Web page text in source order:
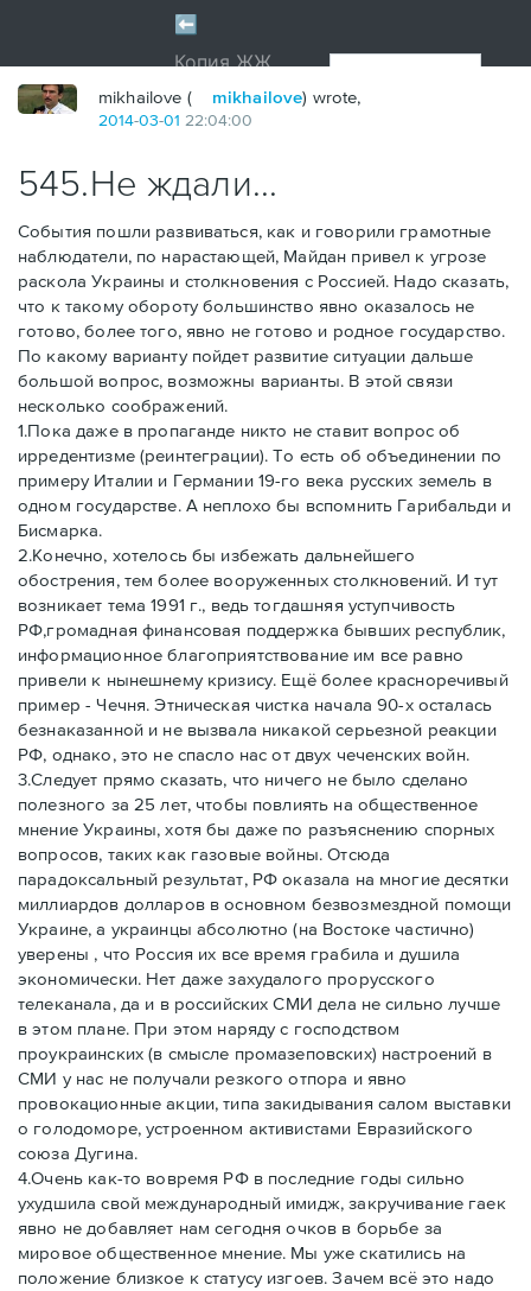
mikhailove ( mikhailove) wrote,
2014-03-01 22:04:00
545.Не ждали...
События пошли развиваться, как и говорили грамотные
наблюдатели, по нарастающей, Майдан привел к угрозе
раскола Украины и столкновения с Россией. Надо сказать,
что к такому обороту большинство явно оказалось не
готово, более того, явно не готово и родное государство.
По какому варианту пойдет развитие ситуации дальше
большой вопрос, возможны варианты. В этой связи
несколько соображений.
1.Пока даже в пропаганде никто не ставит вопрос об
ирредентизме (реинтеграции). То есть об объединении по
примеру Италии и Германии 19-го века русских земель в
одном государстве. А неплохо бы вспомнить Гарибальди и
Бисмарка.
2.Конечно, хотелось бы избежать дальнейшего
обострения, тем более вооруженных столкновений. И тут
возникает тема 1991 г., ведь тогдашняя уступчивость
РФ,громадная финансовая поддержка бывших республик,
информационное благоприятствование им все равно
привели к нынешнему кризису. Ещё более красноречивый
пример - Чечня. Этническая чистка начала 90-х осталась
безнаказанной и не вызвала никакой серьезной реакции
РФ, однако, это не спасло нас от двух чеченских войн.
3.Следует прямо сказать, что ничего не было сделано
полезного за 25 лет, чтобы повлиять на общественное
мнение Украины, хотя бы даже по разъяснению спорных
вопросов, таких как газовые войны. Отсюда
парадоксальный результат, РФ оказала на многие десятки
миллиардов долларов в основном безвозмездной помощи
Украине, а украинцы абсолютно (на Востоке частично)
уверены , что Россия их все время грабила и душила
экономически. Нет даже захудалого прорусского
телеканала, да и в российских СМИ дела не сильно лучше
в этом плане. При этом наряду с господством
проукраинских (в смысле промазеповских) настроений в
СМИ у нас не получали резкого отпора и явно
провокационные акции, типа закидывания салом выставки
о голодоморе, устроенном активистами Евразийского
союза Дугина.
4.Очень как-то вовремя РФ в последние годы сильно
ухудшила свой международный имидж, закручивание гаек
явно не добавляет нам сегодня очков в борьбе за
мировое общественное мнение. Мы уже скатились на
положение близкое к статусу изгоев. Зачем всё это надо